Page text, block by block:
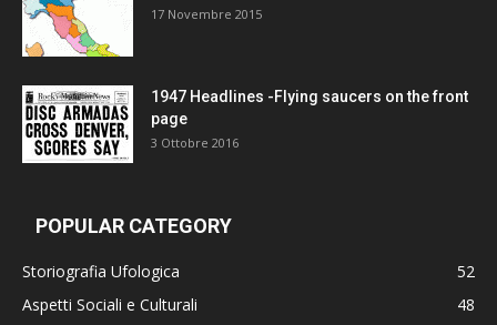
17 Novembre 2015
1947 Headlines -Flying saucers on the front
page
3 Ottobre 2016
POPULAR CATEGORY
Storiografia Ufologica
52
Aspetti Sociali e Culturali
48